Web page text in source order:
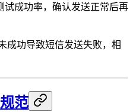
成功率，确认发送正常后再
成功导致短信发送失败，相
范